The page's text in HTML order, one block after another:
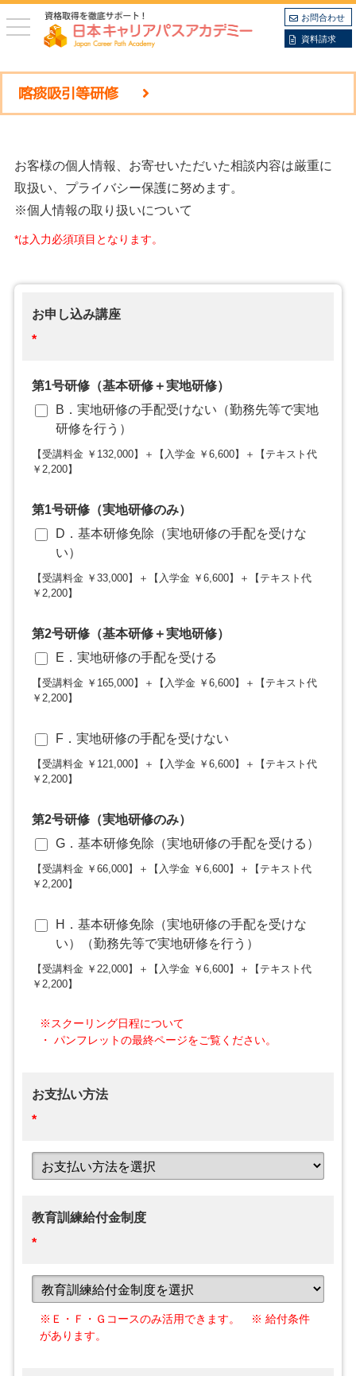
toggle
navigation
お問合わせ
資料請求
喀痰吸引等研修
お客様の個人情報、お寄せいただいた相談内容は厳重に
取扱い、プライバシー保護に努めます。
※個人情報の取り扱いについて
*は入力必須項目となります。
お申し込み講座
*
第1号研修（基本研修＋実地研修）
B．実地研修の手配受けない（勤務先等で実地
研修を行う）
【受講料金 ￥132,000】＋【入学金 ￥6,600】＋【テキスト代
￥2,200】
第1号研修（実地研修のみ）
D．基本研修免除（実地研修の手配を受けな
い）
【受講料金 ￥33,000】＋【入学金 ￥6,600】＋【テキスト代
￥2,200】
第2号研修（基本研修＋実地研修）
E．実地研修の手配を受ける
【受講料金 ￥165,000】＋【入学金 ￥6,600】＋【テキスト代
￥2,200】
F．実地研修の手配を受けない
【受講料金 ￥121,000】＋【入学金 ￥6,600】＋【テキスト代
￥2,200】
第2号研修（実地研修のみ）
G．基本研修免除（実地研修の手配を受ける）
【受講料金 ￥66,000】＋【入学金 ￥6,600】＋【テキスト代
￥2,200】
H．基本研修免除（実地研修の手配を受けな
い）（勤務先等で実地研修を行う）
【受講料金 ￥22,000】＋【入学金 ￥6,600】＋【テキスト代
￥2,200】
※スクーリング日程について
・ パンフレットの最終ページをご覧ください。
お支払い方法
*
教育訓練給付金制度
*
※Ｅ・Ｆ・Ｇコースのみ活用できます。 ※ 給付条件
があります。